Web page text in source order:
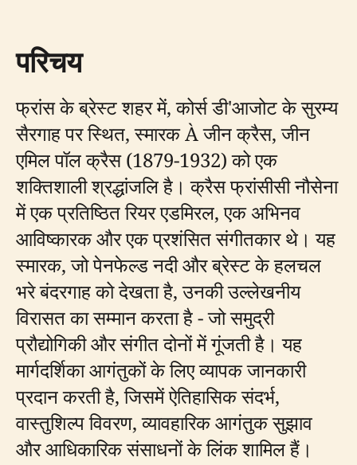
परिचय
फ्रांस के ब्रेस्ट शहर में, कोर्स डी'आजोट के सुरम्य
सैरगाह पर स्थित, स्मारक À जीन क्रैस, जीन
एमिल पॉल क्रैस (1879-1932) को एक
शक्तिशाली श्रद्धांजलि है। क्रैस फ्रांसीसी नौसेना
में एक प्रतिष्ठित रियर एडमिरल, एक अभिनव
आविष्कारक और एक प्रशंसित संगीतकार थे। यह
स्मारक, जो पेनफेल्ड नदी और ब्रेस्ट के हलचल
भरे बंदरगाह को देखता है, उनकी उल्लेखनीय
विरासत का सम्मान करता है - जो समुद्री
प्रौद्योगिकी और संगीत दोनों में गूंजती है। यह
मार्गदर्शिका आगंतुकों के लिए व्यापक जानकारी
प्रदान करती है, जिसमें ऐतिहासिक संदर्भ,
वास्तुशिल्प विवरण, व्यावहारिक आगंतुक सुझाव
और आधिकारिक संसाधनों के लिंक शामिल हैं।